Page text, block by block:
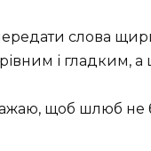
слова
і гладким,
щоб шлюб не